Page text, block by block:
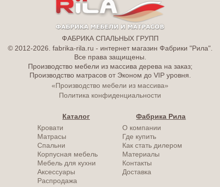
ФАБРИКА СПАЛЬНЫХ ГРУПП
© 2012-2026. fabrika-rila.ru - интернет магазин Фабрики "Рила".
Все права защищены.
Производство мебели из массива дерева на заказ;
Производство матрасов от Эконом до VIP уровня.
«Производство мебели из массива»
Политика конфиденциальности
Каталог
Кровати
Матрасы
Спальни
Корпусная мебель
Мебель для кухни
Аксессуары
Распродажа
Фабрика Рила
О компании
Где купить
Как стать дилером
Материалы
Контакты
Доставка